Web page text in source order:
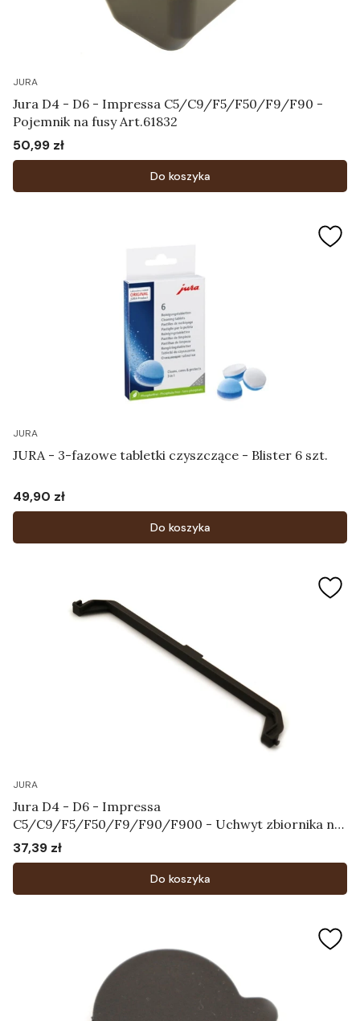
JURA
Jura D4 - D6 - Impressa C5/C9/F5/F50/F9/F90 -
Pojemnik na fusy Art.61832
Cena
50,99 zł
Do koszyka
JURA
JURA - 3-fazowe tabletki czyszczące - Blister 6 szt.
Cena
49,90 zł
Do koszyka
JURA
Jura D4 - D6 - Impressa
C5/C9/F5/F50/F9/F90/F900 - Uchwyt zbiornika na
wodę Art.61830
Cena
37,39 zł
Do koszyka